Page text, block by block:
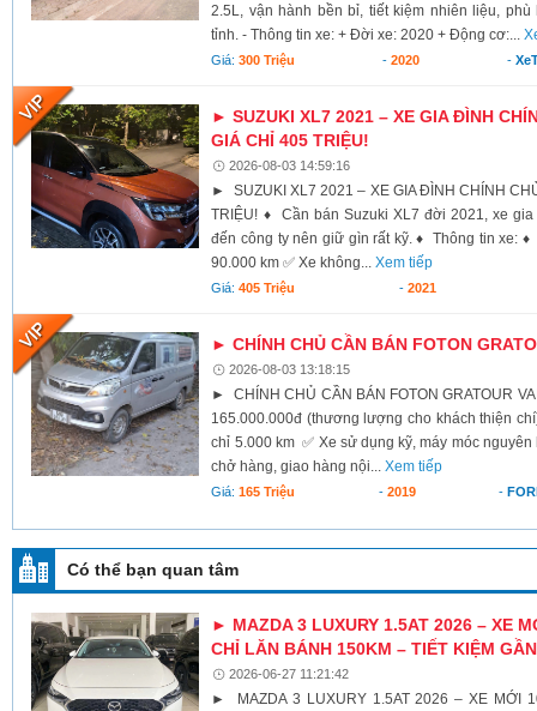
2.5L, vận hành bền bỉ, tiết kiệm nhiên liệu,
tỉnh. - Thông tin xe: + Đời xe: 2020 + Động cơ:...
Giá:300 Triệu -2020 -
► SUZUKI XL7 2021 – XE GIA ĐÌNH
GIÁ CHỈ 405 TRIỆU!
2026-08-03 14:59:16
► SUZUKI XL7 2021 – XE GIA ĐÌNH CHÍNH
TRIỆU! ♦ Cần bán Suzuki XL7 đời 2021, xe
đến công ty nên giữ gìn rất kỹ. ♦ Thông tin xe:
90.000 km ✅ Xe không...Xem tiếp
Giá:405 Triệu - 2021
► CHÍNH CHỦ CẦN BÁN FOTON
2026-08-03 13:18:15
► CHÍNH CHỦ CẦN BÁN FOTON GRATOUR
165.000.000đ (thương lượng cho khách thiện
chỉ 5.000 km ✅ Xe sử dụng kỹ, máy móc
chở hàng, giao hàng nội...Xem tiếp
Giá:165 Triệu - 2019 -
Có thể bạn quan tâm
► MAZDA 3 LUXURY 1.5AT 2026 – XE
CHỈ LĂN BÁNH 150KM – TIẾT KIỆM
2026-06-27 11:21:42
► MAZDA 3 LUXURY 1.5AT 2026 – XE MỚI